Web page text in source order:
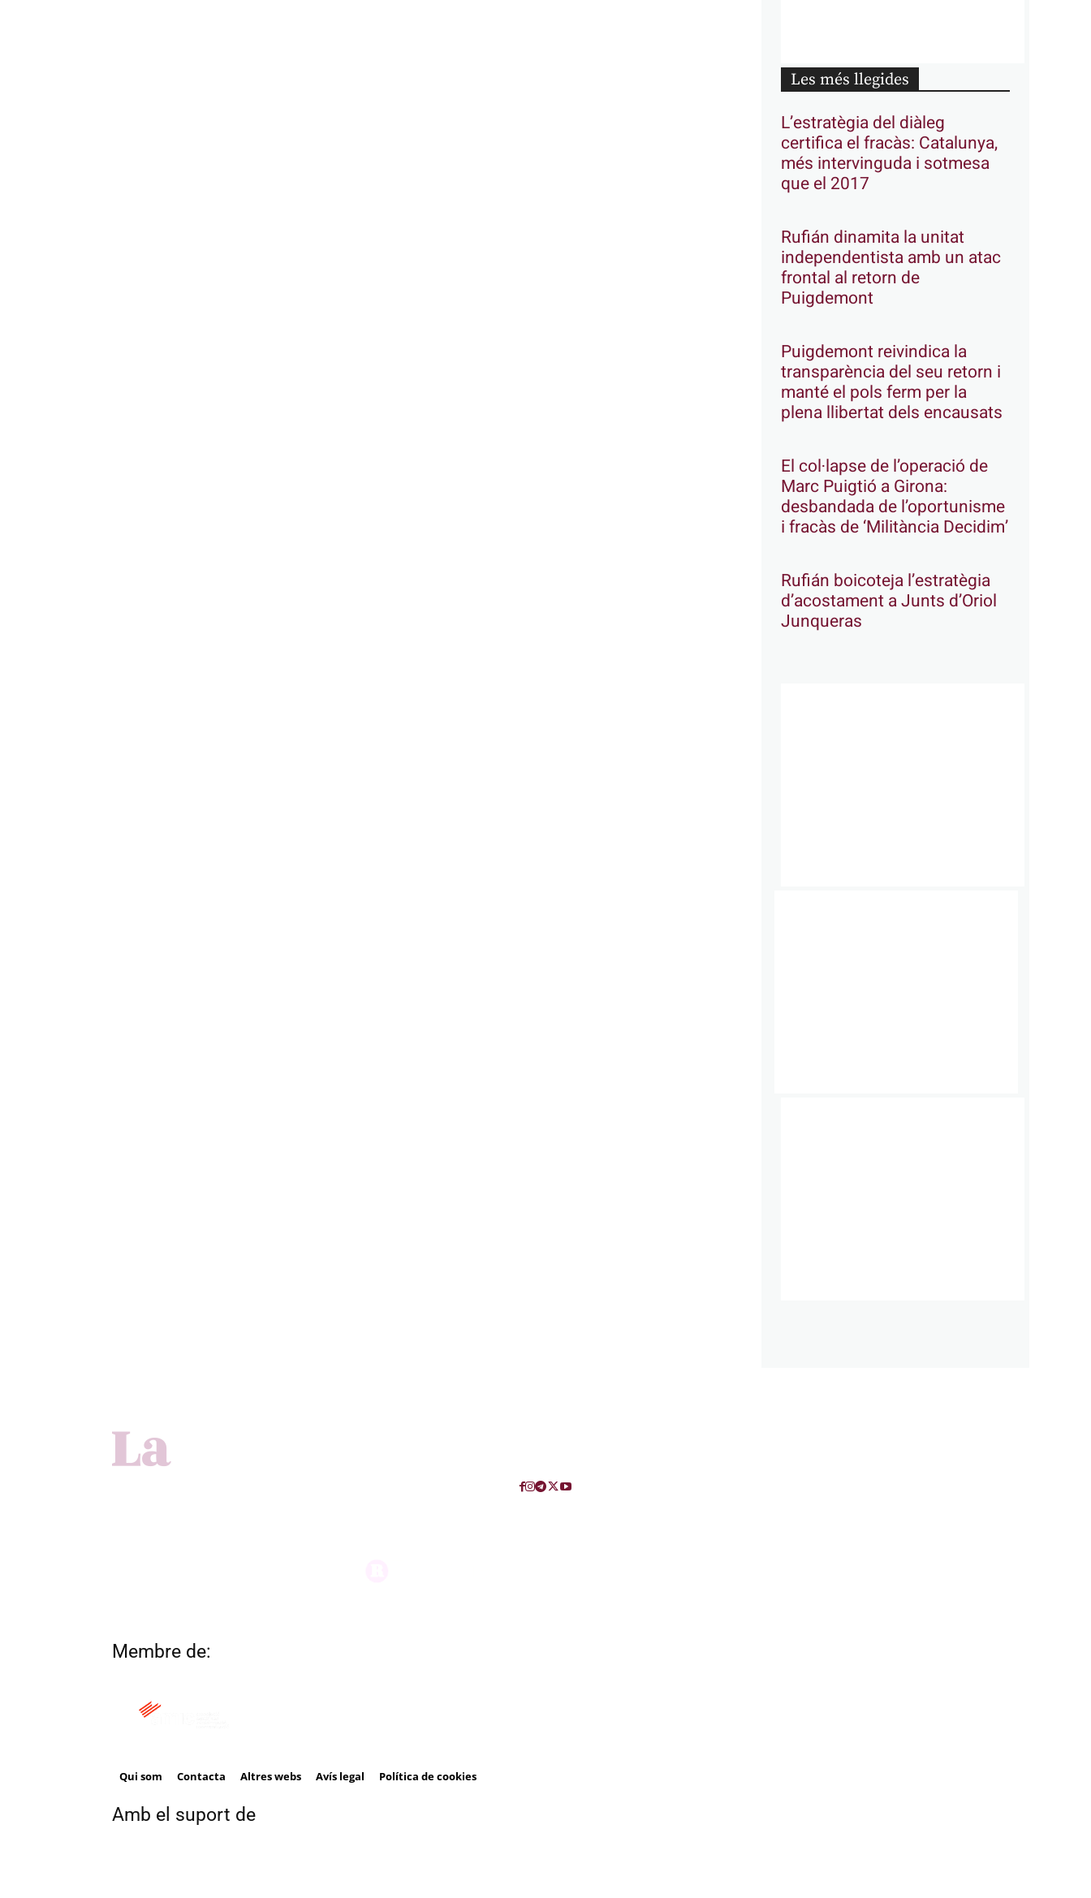
Les més llegides
L’estratègia del diàleg
certifica el fracàs: Catalunya,
més intervinguda i sotmesa
que el 2017
Rufián dinamita la unitat
independentista amb un atac
frontal al retorn de
Puigdemont
Puigdemont reivindica la
transparència del seu retorn i
manté el pols ferm per la
plena llibertat dels encausats
El col·lapse de l’operació de
Marc Puigtió a Girona:
desbandada de l’oportunisme
i fracàs de ‘Militància Decidim’
Rufián boicoteja l’estratègia
d’acostament a Junts d’Oriol
Junqueras
Membre de:
Qui som Contacta Altres webs Avís legal Política de cookies
Amb el suport de